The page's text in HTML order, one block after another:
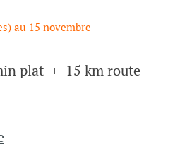
au 15 novembre
plat + 15 km route